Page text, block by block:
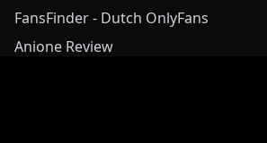
FansFinder - Dutch OnlyFans
Anione Review